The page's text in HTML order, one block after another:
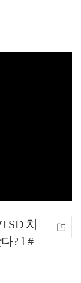
치
? l #